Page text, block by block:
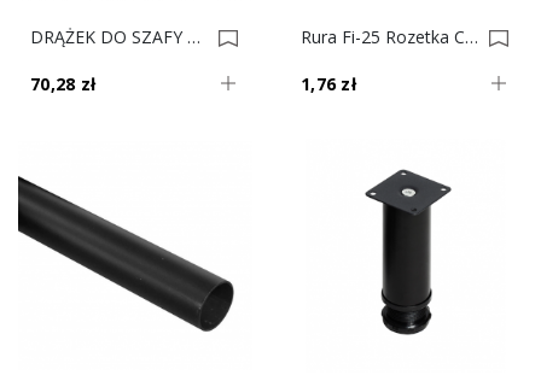
DRĄŻEK DO SZAFY PODŚWIETLANY CZARNY 2m Fi-25 HL 0022290
70,28 zł
Rura Fi-25 Rozetka Czarna AC510-A 0022248
1,76 zł